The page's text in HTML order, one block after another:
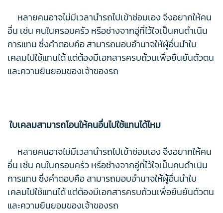
หลายคนอาจไม่มีเวลานำรถไปเข้าซ่อมเอง จึงอยากให้คน
อื่น เช่น คนในครอบครัว หรือช่างจากอู่ที่ไว้ใจเป็นคนดำเนิน
การแทน ซึ่งคำตอบคือ สามารถมอบอำนาจให้ผู้อื่นนำใบ
เคลมไปใช้แทนได้ แต่ต้องมีเอกสารครบถ้วนเพื่อยืนยันตัวตน
และความยินยอมของเจ้าของรถ
ใบเคลมสามารถโอนให้คนอื่นไปใช้แทนได้ไหม
หลายคนอาจไม่มีเวลานำรถไปเข้าซ่อมเอง จึงอยากให้คน
อื่น เช่น คนในครอบครัว หรือช่างจากอู่ที่ไว้ใจเป็นคนดำเนิน
การแทน ซึ่งคำตอบคือ สามารถมอบอำนาจให้ผู้อื่นนำใบ
เคลมไปใช้แทนได้ แต่ต้องมีเอกสารครบถ้วนเพื่อยืนยันตัวตน
และความยินยอมของเจ้าของรถ